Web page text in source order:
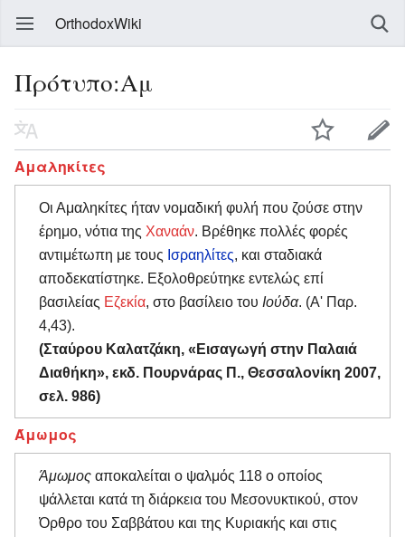
OrthodoxWiki
Πρότυπο:Αμ
Αμαληκίτες
Οι Αμαληκίτες ήταν νομαδική φυλή που ζούσε στην
έρημο, νότια της Χαναάν. Βρέθηκε πολλές φορές
αντιμέτωπη με τους Ισραηλίτες, και σταδιακά
αποδεκατίστηκε. Εξολοθρεύτηκε εντελώς επί
βασιλείας Εζεκία, στο βασίλειο του Ιούδα. (Α' Παρ.
4,43).
(Σταύρου Καλατζάκη, «Εισαγωγή στην Παλαιά
Διαθήκη», εκδ. Πουρνάρας Π., Θεσσαλονίκη 2007,
σελ. 986)
Άμωμος
Άμωμος αποκαλείται ο ψαλμός 118 ο οποίος
ψάλλεται κατά τη διάρκεια του Μεσονυκτικού, στον
Όρθρο του Σαββάτου και της Κυριακής και στις